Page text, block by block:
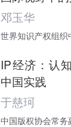
邓玉华
世界知识产权组
IP经济：认
中国实践
于慈珂
中国版权协会常务